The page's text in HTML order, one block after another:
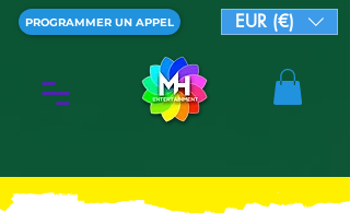
PROGRAMMER UN APPEL EUR (€)